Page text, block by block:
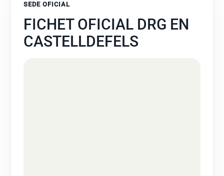
SEDE OFICIAL
FICHET OFICIAL DRG EN
CASTELLDEFELS